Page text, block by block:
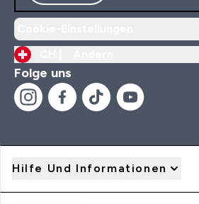
Folge uns
Hilfe Und Informationen